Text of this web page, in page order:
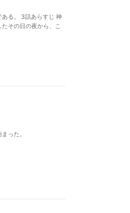
る。 3話あらすじ 神
その日の夜から、こ
った。